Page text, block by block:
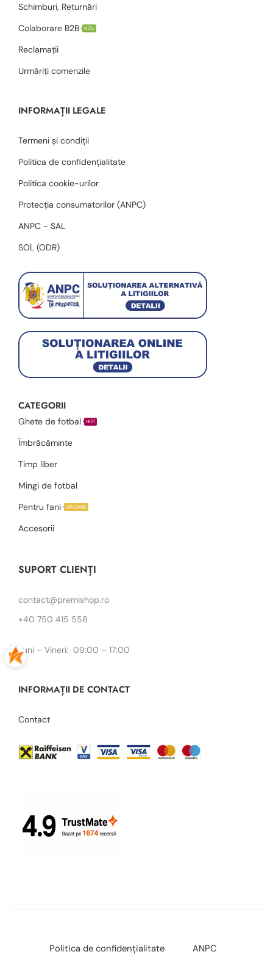
Schimburi, Returnări
Colaborare B2B
NOU
Reclamații
Urmăriți comenzile
INFORMAȚII LEGALE
Termeni și condiții
Politica de confidențialitate
Politica cookie-urilor
Protecția consumatorilor (ANPC)
ANPC - SAL
SOL (ODR)
CATEGORII
Ghete de fotbal HOT
Îmbrăcăminte
Timp liber
Mingi de fotbal
Pentru fani
VÂNZARE
Accesorii
SUPORT CLIENȚI
contact@premishop.ro
+40 750 415 558
Luni – Vineri: 09:00 – 17:00
INFORMAȚII DE CONTACT
Contact
Politica de confidențialitate ANPC